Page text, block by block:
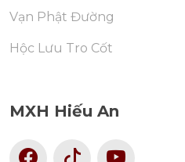
Vạn Phật Đường
Hộc Lưu Tro Cốt
MXH Hiếu An